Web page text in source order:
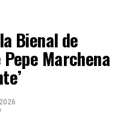
Bienal de
Marchena